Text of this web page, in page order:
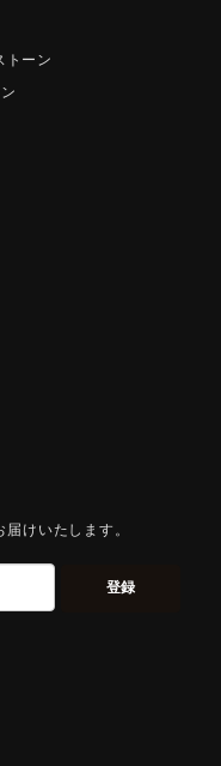
く購入できて嬉し
に見ることができ
強い煌めきだけで
ーン
けいたします。
登録